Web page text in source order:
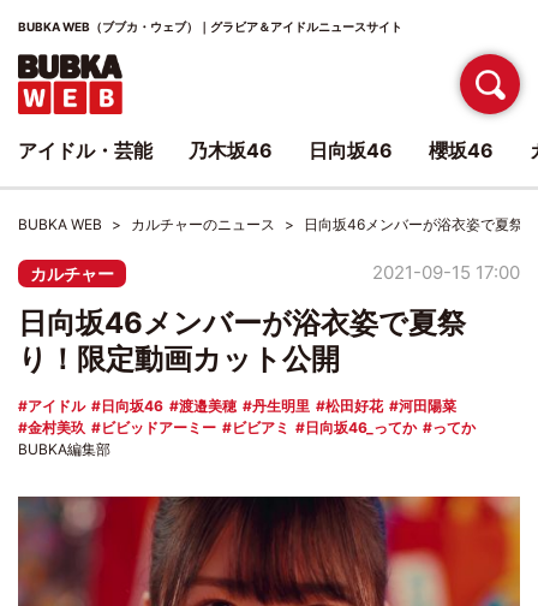
BUBKA WEB（ブブカ・ウェブ）｜グラビア＆アイドルニュースサイト
BUBKA WEB カルチャーのニュース 日向坂46メンバーが浴衣姿で夏祭
カルチャー 2021-09-15 17:00
日向坂46メンバーが浴衣姿で夏祭
り！限定動画カット公開
アイドル 日向坂46 渡邉美穂 丹生明里 松田好花
河田陽菜
金村美玖
ビビッドアーミー ビビアミ 日向坂46_ってか
ってか
BUBKA編集部
アイドル・芸能 乃木坂46 日向坂46 櫻坂46